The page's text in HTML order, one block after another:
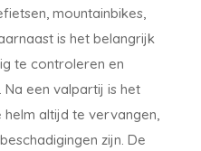
mountainbikes,
is het belangrijk
te controleren en
een valpartij is het
altijd te vervangen,
zijn. De